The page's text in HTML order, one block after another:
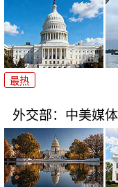
最热
外交部：中美媒